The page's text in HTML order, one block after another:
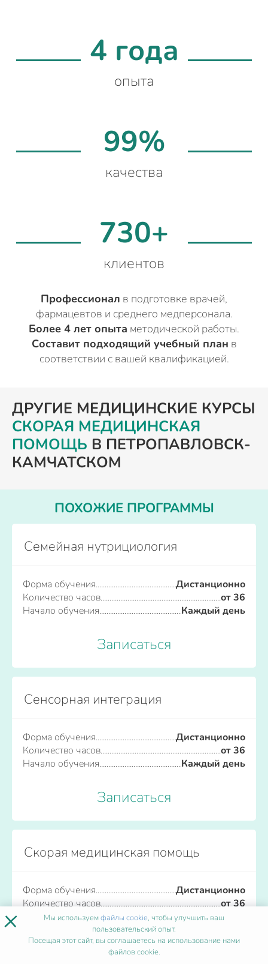
4 года
опыта
99%
качества
730+
клиентов
Профессионал в подготовке врачей,
фармацевтов и среднего медперсонала.
Более 4 лет опыта методической работы.
Составит подходящий учебный план в
соответствии с вашей квалификацией.
ДРУГИЕ МЕДИЦИНСКИЕ КУРСЫ
СКОРАЯ МЕДИЦИНСКАЯ
ПОМОЩЬ В ПЕТРОПАВЛОВСК-
КАМЧАТСКОМ
ПОХОЖИЕ ПРОГРАММЫ
Семейная нутрициология
Форма обучения
Дистанционно
Количество часов
от 36
Начало обучения
Каждый день
Записаться
Сенсорная интеграция
Форма обучения
Дистанционно
Количество часов
от 36
Начало обучения
Каждый день
Записаться
Скорая медицинская помощь
Форма обучения
Дистанционно
Количество часов
от 36
Начало обучения
Каждый день
Записаться
× Мы используемфайлы cookie, чтобы улучшить ваш
пользовательский опыт.
Посещая этот сайт, вы соглашаетесь на использование нами
файлов cookie.